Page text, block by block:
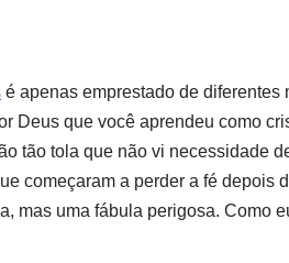
é apenas emprestado de diferentes
Deus que você aprendeu como
tão tola que não vi necessidade
começaram a perder a fé depois
mas uma fábula perigosa. Como